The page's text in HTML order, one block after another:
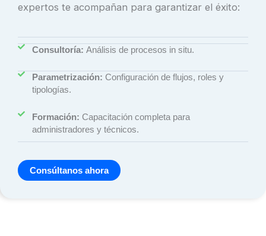
expertos te acompañan para garantizar el éxito:
Consultoría: Análisis de procesos in situ.
Parametrización: Configuración de flujos, roles y
tipologías.
Formación: Capacitación completa para
administradores y técnicos.
Consúltanos ahora